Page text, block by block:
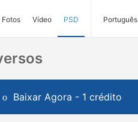
Fotos Vídeo PSD Português
Baixar Agora - 1 crédito